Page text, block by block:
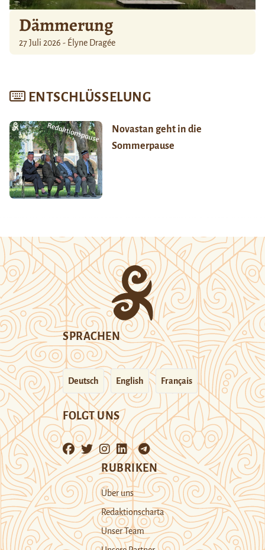
Dämmerung
27 Juli 2026 - Élyne Dragée
ENTSCHLÜSSELUNG
Novastan geht in die
Sommerpause
SPRACHEN
Deutsch English Français
FOLGT UNS
RUBRIKEN
Über uns
Redaktionscharta
Unser Team